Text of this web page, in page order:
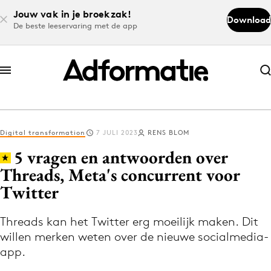
Jouw vak in je broekzak!
De beste leeservaring met de app
Download
Abonneer nu
Abonneer nu
Log in
Volg het laatste nieuws via de Adformatie
Nieuws app
Digital transformation 7 JULI 2023 RENS BLOM
5 vragen en antwoorden over
Threads, Meta's concurrent voor
Twitter
Threads kan het Twitter erg moeilijk maken. Dit
willen merken weten over de nieuwe socialmedia-
app.